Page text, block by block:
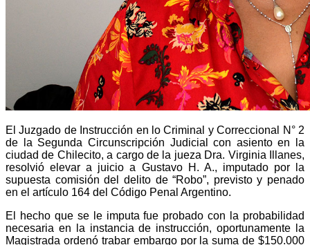
El Juzgado de Instrucción en lo Criminal y Correccional N° 2
de la Segunda Circunscripción Judicial con asiento en la
ciudad de Chilecito, a cargo de la jueza Dra. Virginia Illanes,
resolvió elevar a juicio a Gustavo H. A., imputado por la
supuesta comisión del delito de “Robo”, previsto y penado
en el artículo 164 del Código Penal Argentino.
El hecho que se le imputa fue probado con la probabilidad
necesaria en la instancia de instrucción, oportunamente la
Magistrada ordenó trabar embargo por la suma de $150.000